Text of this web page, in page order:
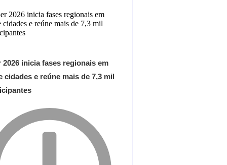
2026 inicia fases regionais em
cidades e reúne mais de 7,3 mil